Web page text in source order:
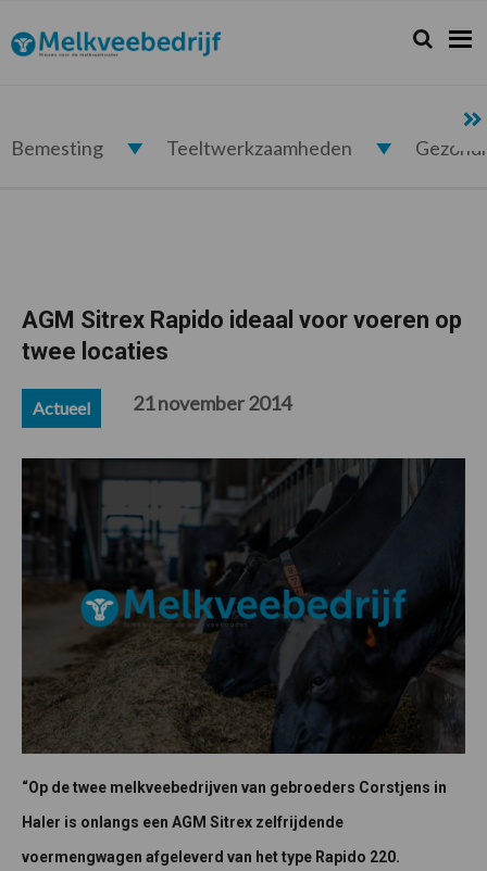
de
hoofdnavigatie
de
hoofd
de
eerste
de
voettekst
Melkveebedrijf.nl Zoeken...
Zoek
Bemesting Teeltwerkzaamheden
AGM Sitrex Rapido ideaal voor voeren op
twee locaties
Actueel 21 november 2014
“Op de twee melkveebedrijven van gebroeders Corstjens in
Haler is onlangs een AGM Sitrex zelfrijdende
voermengwagen afgeleverd van het type Rapido 220.